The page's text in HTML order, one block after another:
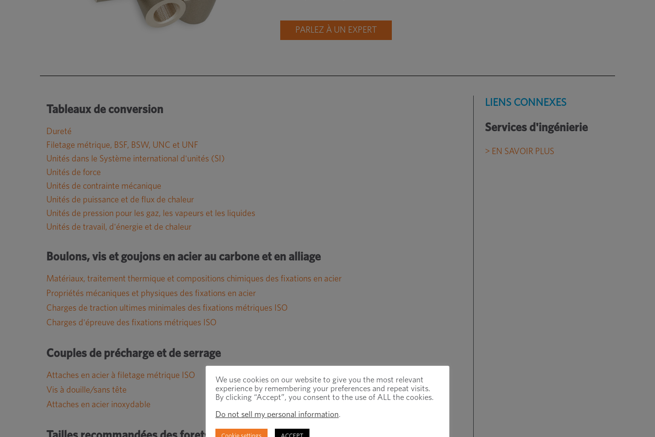
PARLEZ À UN EXPERT
Tableaux de conversion
Dureté
Filetage métrique, BSF, BSW, UNC et UNF
Unités dans le Système international d'unités (SI)
Unités de force
Unités de contrainte mécanique
Unités de puissance et de flux de chaleur
Unités de pression pour les gaz, les vapeurs et les liquides
Unités de travail, d'énergie et de chaleur
Boulons, vis et goujons en acier au carbone et en alliage
Matériaux, traitement thermique et compositions chimiques des fixations en acier
Propriétés mécaniques et physiques des fixations en acier
Charges de traction ultimes minimales des fixations métriques ISO
Charges d'épreuve des fixations métriques ISO
Couples de précharge et de serrage
Attaches en acier à filetage métrique ISO
Vis à douille/sans tête
Attaches en acier inoxydable
LIENS CONNEXES
Services d'ingénierie
> EN SAVOIR PLUS
We use cookies on our website to give you the most relevant
experience by remembering your preferences and repeat visits.
By clicking “Accept”, you consent to the use of ALL the cookies.
Do not sell my personal information.